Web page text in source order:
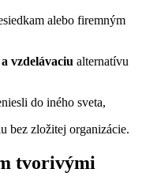
alebo firemným
vzdelávaciu alternatívu
do iného sveta,
bez zložitej organizácie.
tvorivými